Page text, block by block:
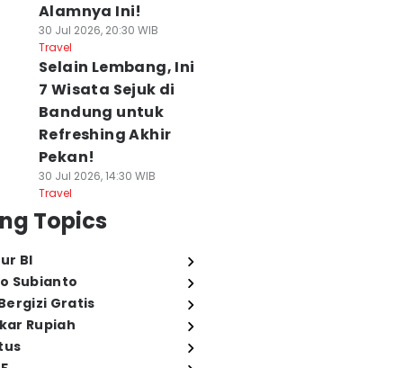
Alamnya Ini!
30 Jul 2026, 20:30 WIB
Travel
Selain Lembang, Ini
7 Wisata Sejuk di
Bandung untuk
Refreshing Akhir
Pekan!
30 Jul 2026, 14:30 WIB
Travel
Topics
BI
Subianto
Gratis
Rupiah